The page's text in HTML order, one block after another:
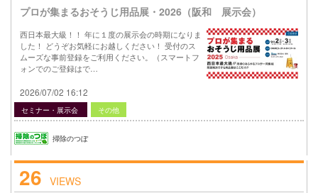
プロが集まるおそうじ用品展・2026（阪和 展示会）
西日本最大級！！ 年に１度の展示会の時期になりま
した！ どうぞお気軽にお越しください！ 受付のス
ムーズな事前登録をご利用ください。（スマートフ
ォンでのご登録はで…
2026/07/02 16:12
セミナー・展示会 その他
掃除のつぼ
26 VIEWS